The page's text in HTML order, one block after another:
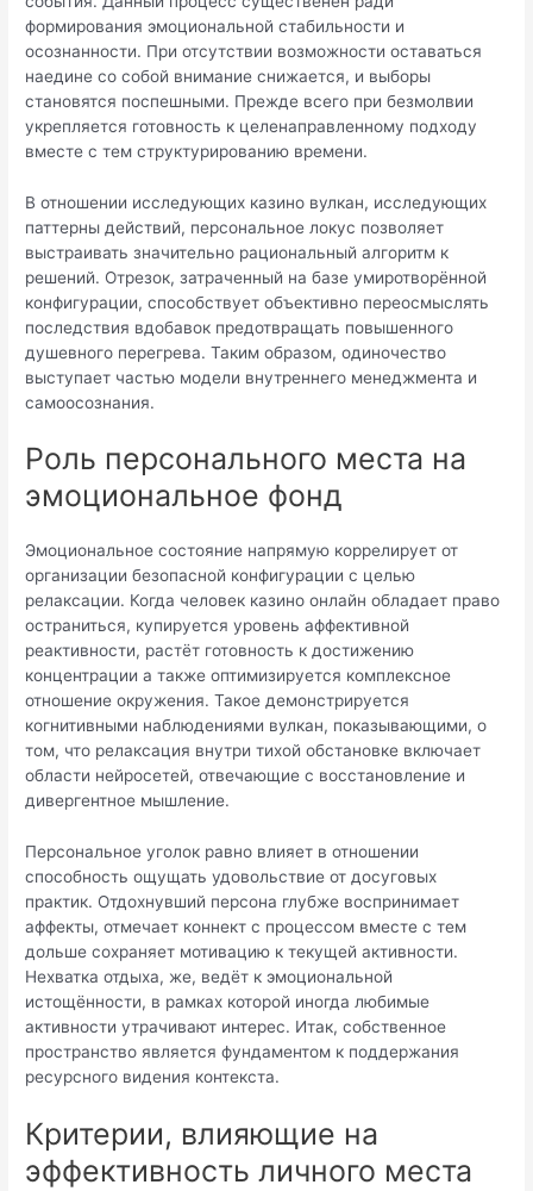
формирования эмоциональной стабильности и
осознанности. При отсутствии возможности оставаться
наедине со собой внимание снижается, и выборы
становятся поспешными. Прежде всего при безмолвии
укрепляется готовность к целенаправленному подходу
вместе с тем структурированию времени.
В отношении исследующих казино вулкан, исследующих
паттерны действий, персональное локус позволяет
выстраивать значительно рациональный алгоритм к
решений. Отрезок, затраченный на базе умиротворённой
конфигурации, способствует объективно переосмыслять
последствия вдобавок предотвращать повышенного
душевного перегрева. Таким образом, одиночество
выступает частью модели внутреннего менеджмента и
самоосознания.
Роль персонального места на
эмоциональное фонд
Эмоциональное состояние напрямую коррелирует от
организации безопасной конфигурации с целью
релаксации. Когда человек казино онлайн обладает право
остраниться, купируется уровень аффективной
реактивности, растёт готовность к достижению
концентрации а также оптимизируется комплексное
отношение окружения. Такое демонстрируется
когнитивными наблюдениями вулкан, показывающими, о
том, что релаксация внутри тихой обстановке включает
области нейросетей, отвечающие с восстановление и
дивергентное мышление.
Персональное уголок равно влияет в отношении
способность ощущать удовольствие от досуговых
практик. Отдохнувший персона глубже воспринимает
аффекты, отмечает коннект с процессом вместе с тем
дольше сохраняет мотивацию к текущей активности.
Нехватка отдыха, же, ведёт к эмоциональной
истощённости, в рамках которой иногда любимые
активности утрачивают интерес. Итак, собственное
пространство является фундаментом к поддержания
ресурсного видения контекста.
Критерии, влияющие на
эффективность личного места